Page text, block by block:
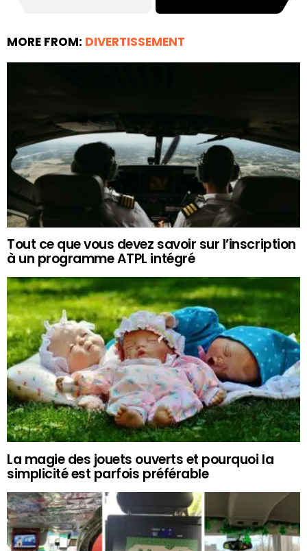
MORE FROM: DIVERTISSEMENT
Tout ce que vous devez savoir sur l’inscription
à un programme ATPL intégré
La magie des jouets ouverts et pourquoi la
simplicité est parfois préférable